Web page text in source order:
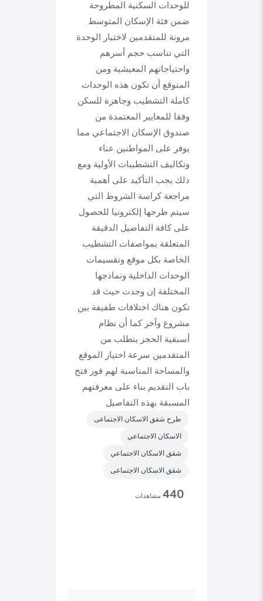
للوحدات السكنية المطروحة
ضمن فئة الإسكان المتوسط
مرونة للمتقدمين لاختيار الوحدة
التي تناسب حجم أسرهم
واحتياجاتهم المعيشية ومن
المتوقع أن تكون هذه الوحدات
كاملة التشطيب وجاهزة للسكن
وفقا للمعايير المعتمدة من
صندوق الإسكان الاجتماعي مما
يوفر على المواطنين عناء
وتكاليف التشطيبات الأولية ومع
ذلك يجب التأكيد على أهمية
مراجعة كراسة الشروط التي
سيتم طرحها إلكترونيا للحصول
على كافة التفاصيل الدقيقة
المتعلقة بمواصفات التشطيب
الخاصة بكل موقع وتقسيمات
الوحدات الداخلية ونماذجها
المختلفة إن وجدت حيث قد
تكون هناك اختلافات طفيفة بين
مشروع وآخر كما أن نظام
أسبقية الحجز يتطلب من
المتقدمين سرعة اختيار الموقع
والمساحة المناسبة لهم فور فتح
باب التقديم بناء على معرفتهم
المسبقة بهذه التفاصيل
طرح شقق الاسكان الاجتماعى
الاسكان الاجتماعي
شقق الاسكان الاجتماعي
شقق الاسكان الاجتماعى
440مشاهدات